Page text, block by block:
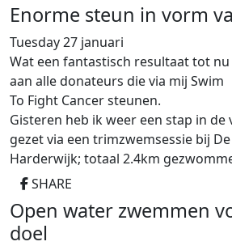
Enorme steun in vorm
Tuesday 27 januari
Wat een fantastisch resultaat tot
aan alle donateurs die via mij Swim
To Fight Cancer steunen.
Gisteren heb ik weer een stap in
gezet via een trimzwemsessie bij
Harderwijk; totaal 2.4km
SHARE
Open water zwemmen
doel